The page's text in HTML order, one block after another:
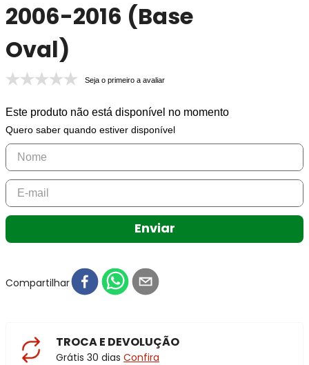
2006-2016 (Base
Oval)
Seja o primeiro a avaliar
Este produto não está disponível no momento
Quero saber quando estiver disponível
Enviar
Compartilhar
TROCA E DEVOLUÇÃO
Grátis 30 dias Confira